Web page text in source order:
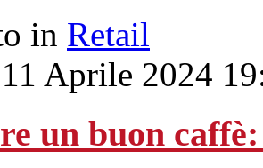
in Retail
Aprile 2024
un buon